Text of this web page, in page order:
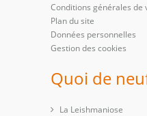
Conditions générales de
Plan du site
Données personnelles
Gestion des cookies
Quoi de
La Leishmaniose